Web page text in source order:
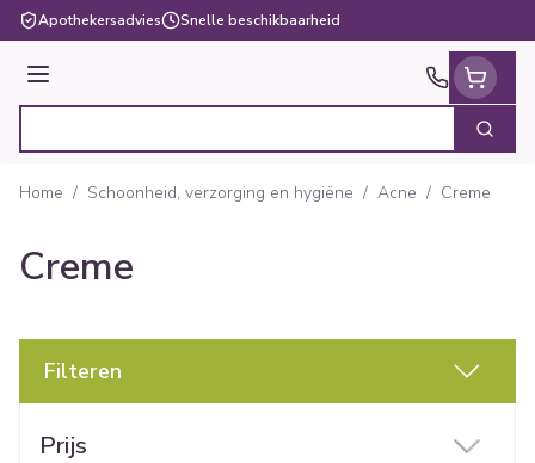
Ga naar de inhoud
Apothekersadvies Snelle beschikbaarheid
Menu
Zoek
Home / Schoonheid, verzorging en hygiëne / Acne / Creme
Creme
Filteren
Prijs